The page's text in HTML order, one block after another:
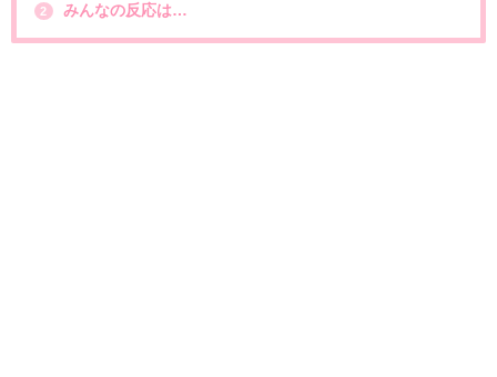
2 みんなの反応は…